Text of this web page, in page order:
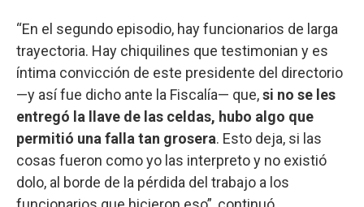
“En el segundo episodio, hay funcionarios de larga
trayectoria. Hay chiquilines que testimonian y es
íntima convicción de este presidente del directorio
—y así fue dicho ante la Fiscalía— que,si no se les
entregó la llave de las celdas, hubo algo que
permitió una falla tan grosera. Esto deja, si las
cosas fueron como yo las interpreto y no existió
dolo, al borde de la pérdida del trabajo a los